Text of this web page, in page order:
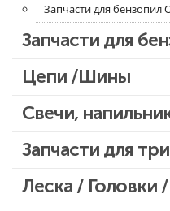
Запчасти для бензопил
Запчасти для
Цепи /Шины
Свечи,
Запчасти для
Запчасти для
Леска /